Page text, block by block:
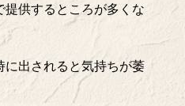
供するところが多くな
出されると気持ちが萎